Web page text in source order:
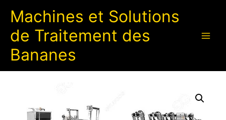
Machines et Solutions
de Traitement des
Bananes